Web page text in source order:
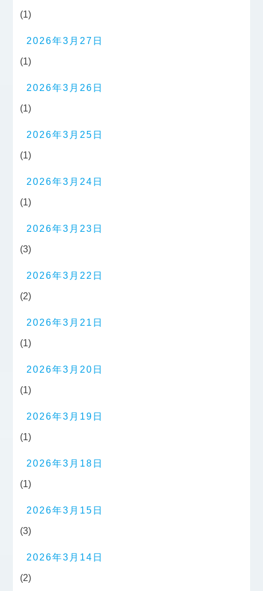
(1)
2026年3月27日
(1)
2026年3月26日
(1)
2026年3月25日
(1)
2026年3月24日
(1)
2026年3月23日
(3)
2026年3月22日
(2)
2026年3月21日
(1)
2026年3月20日
(1)
2026年3月19日
(1)
2026年3月18日
(1)
2026年3月15日
(3)
2026年3月14日
(2)